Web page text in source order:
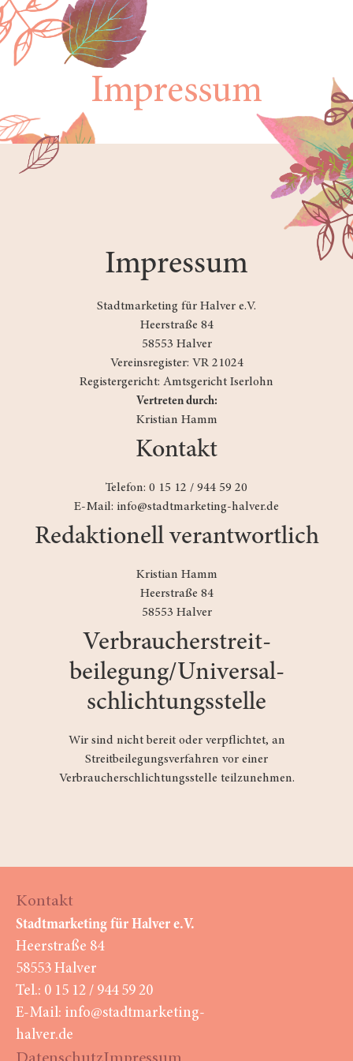
Impressum
Impressum
Stadtmarketing für Halver e.V.
Heerstraße 84
58553 Halver
Vereinsregister: VR 21024
Registergericht: Amtsgericht Iserlohn
Vertreten durch:
Kristian Hamm
Kontakt
Telefon: 0 15 12 / 944 59 20
E-Mail: info@stadtmarketing-halver.de
Redaktionell verantwortlich
Kristian Hamm
Heerstraße 84
58553 Halver
Verbraucher­streit­
beilegung/Universal­
schlichtungs­stelle
Wir sind nicht bereit oder verpflichtet, an
Streitbeilegungsverfahren vor einer
Verbraucherschlichtungsstelle teilzunehmen.
Kontakt
Stadtmarketing für Halver e.V.
Heerstraße 84
58553 Halver
Tel.: 0 15 12 / 944 59 20
E-Mail: info@stadtmarketing-
halver.de